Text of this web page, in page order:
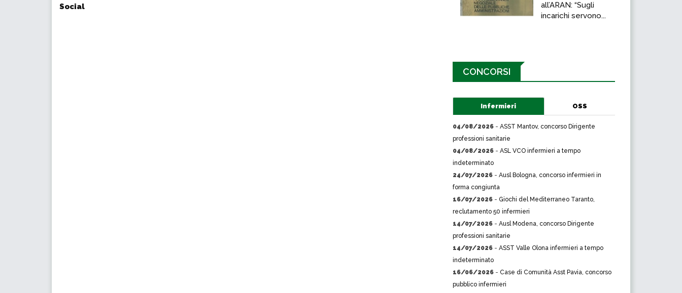
Social
all’ARAN: “Sugli
incarichi servono...
CONCORSI
Infermieri OSS
04/08/2026 - ASST Mantov, concorso Dirigente
professioni sanitarie
04/08/2026 - ASL VCO infermieri a tempo
indeterminato
24/07/2026 - Ausl Bologna, concorso infermieri in
forma congiunta
16/07/2026 - Giochi del Mediterraneo Taranto,
reclutamento 50 infermieri
14/07/2026 - Ausl Modena, concorso Dirigente
professioni sanitarie
14/07/2026 - ASST Valle Olona infermieri a tempo
indeterminato
16/06/2026 - Case di Comunità Asst Pavia, concorso
pubblico infermieri